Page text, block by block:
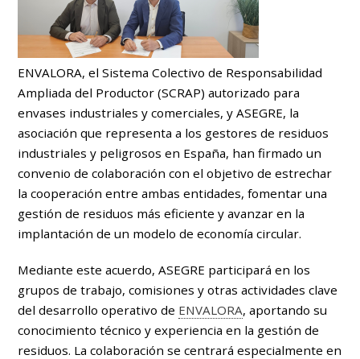
ENVALORA, el Sistema Colectivo de Responsabilidad
Ampliada del Productor (SCRAP) autorizado para
envases industriales y comerciales, y ASEGRE, la
asociación que representa a los gestores de residuos
industriales y peligrosos en España, han firmado un
convenio de colaboración con el objetivo de estrechar
la cooperación entre ambas entidades, fomentar una
gestión de residuos más eficiente y avanzar en la
implantación de un modelo de economía circular.
Mediante este acuerdo, ASEGRE participará en los
grupos de trabajo, comisiones y otras actividades clave
del desarrollo operativo de ENVALORA, aportando su
conocimiento técnico y experiencia en la gestión de
residuos. La colaboración se centrará especialmente en